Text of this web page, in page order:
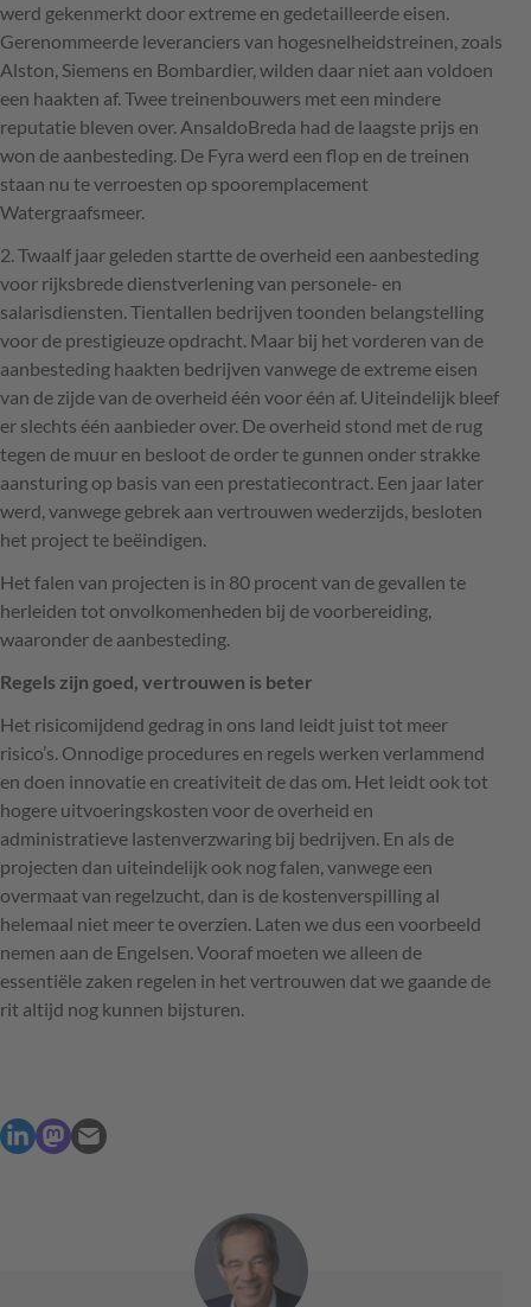
werd gekenmerkt door extreme en gedetailleerde eisen.
Gerenommeerde leveranciers van hogesnelheidstreinen, zoals
Alston, Siemens en Bombardier, wilden daar niet aan voldoen
een haakten af. Twee treinenbouwers met een mindere
reputatie bleven over. AnsaldoBreda had de laagste prijs en
won de aanbesteding. De Fyra werd een flop en de treinen
staan nu te verroesten op spooremplacement
Watergraafsmeer.
2. Twaalf jaar geleden startte de overheid een aanbesteding
voor rijksbrede dienstverlening van personele- en
salarisdiensten. Tientallen bedrijven toonden belangstelling
voor de prestigieuze opdracht. Maar bij het vorderen van de
aanbesteding haakten bedrijven vanwege de extreme eisen
van de zijde van de overheid één voor één af. Uiteindelijk bleef
er slechts één aanbieder over. De overheid stond met de rug
tegen de muur en besloot de order te gunnen onder strakke
aansturing op basis van een prestatiecontract. Een jaar later
werd, vanwege gebrek aan vertrouwen wederzijds, besloten
het project te beëindigen.
Het falen van projecten is in 80 procent van de gevallen te
herleiden tot onvolkomenheden bij de voorbereiding,
waaronder de aanbesteding.
Regels zijn goed, vertrouwen is beter
Het risicomijdend gedrag in ons land leidt juist tot meer
risico’s. Onnodige procedures en regels werken verlammend
en doen innovatie en creativiteit de das om. Het leidt ook tot
hogere uitvoeringskosten voor de overheid en
administratieve lastenverzwaring bij bedrijven. En als de
projecten dan uiteindelijk ook nog falen, vanwege een
overmaat van regelzucht, dan is de kostenverspilling al
helemaal niet meer te overzien. Laten we dus een voorbeeld
nemen aan de Engelsen. Vooraf moeten we alleen de
essentiële zaken regelen in het vertrouwen dat we gaande de
rit altijd nog kunnen bijsturen.